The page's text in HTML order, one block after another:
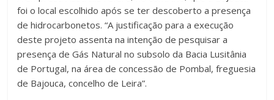
foi o local escolhido após se ter descoberto a presença
de hidrocarbonetos. “A justificação para a execução
deste projeto assenta na intenção de pesquisar a
presença de Gás Natural no subsolo da Bacia Lusitânia
de Portugal, na área de concessão de Pombal, freguesia
de Bajouca, concelho de Leira”.